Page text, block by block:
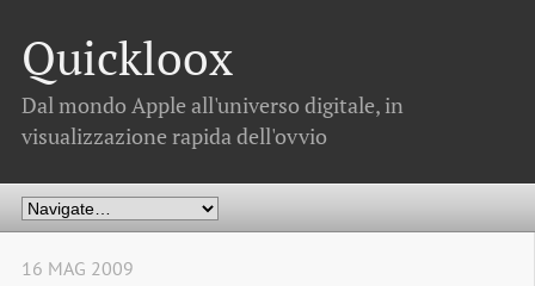
Quickloox
Dal mondo Apple all'universo digitale, in
visualizzazione rapida dell'ovvio
16 MAG 2009